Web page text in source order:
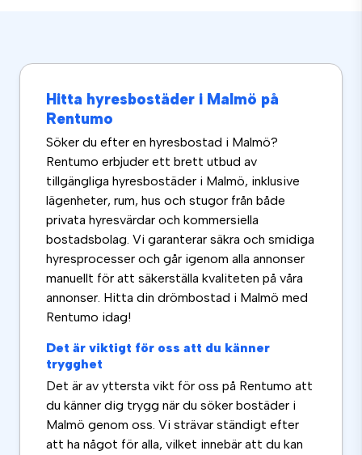
Hitta hyresbostäder i Malmö på
Rentumo
Söker du efter en hyresbostad i Malmö?
Rentumo erbjuder ett brett utbud av
tillgängliga hyresbostäder i Malmö, inklusive
lägenheter, rum, hus och stugor från både
privata hyresvärdar och kommersiella
bostadsbolag. Vi garanterar säkra och smidiga
hyresprocesser och går igenom alla annonser
manuellt för att säkerställa kvaliteten på våra
annonser. Hitta din drömbostad i Malmö med
Rentumo idag!
Det är viktigt för oss att du känner
trygghet
Det är av yttersta vikt för oss på Rentumo att
du känner dig trygg när du söker bostäder i
Malmö genom oss. Vi strävar ständigt efter
att ha något för alla, vilket innebär att du kan